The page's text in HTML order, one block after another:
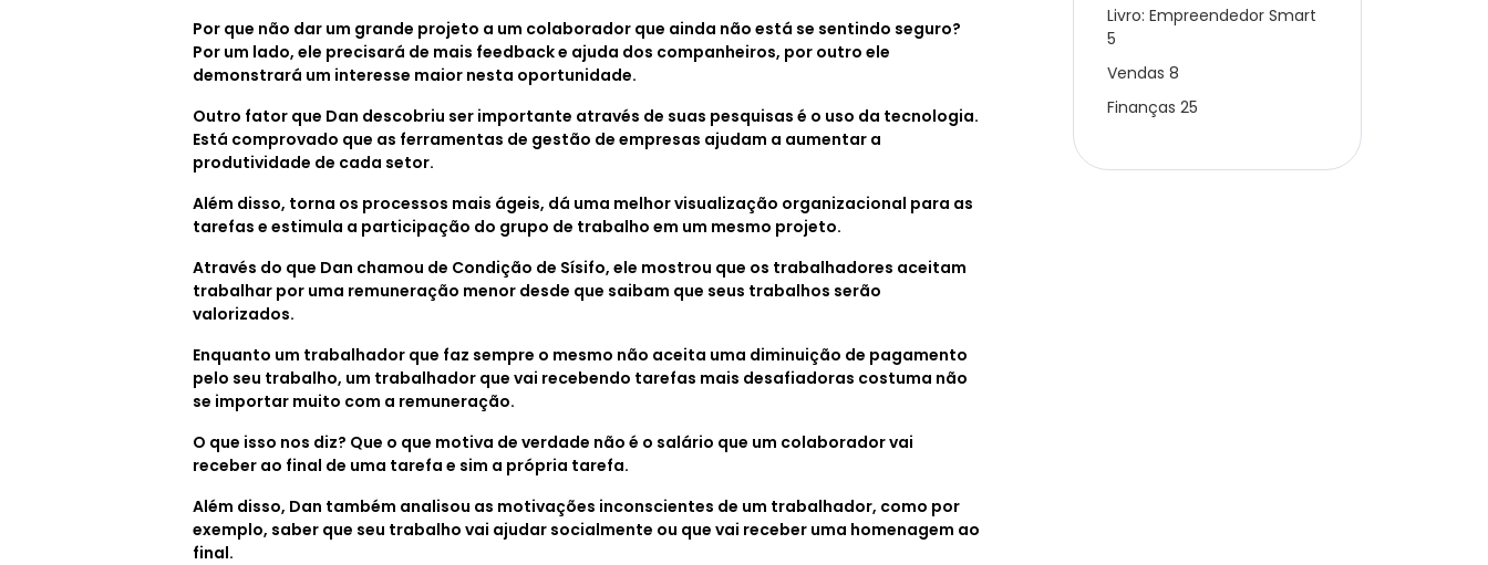
Por que não dar um grande projeto a um colaborador que ainda não está se sentindo seguro?
Por um lado, ele precisará de mais feedback e ajuda dos companheiros, por outro ele
demonstrará um interesse maior nesta oportunidade.
Outro fator que Dan descobriu ser importante através de suas pesquisas é o uso da tecnologia.
Está comprovado que as ferramentas de gestão de empresas ajudam a aumentar a
produtividade de cada setor.
Além disso, torna os processos mais ágeis, dá uma melhor visualização organizacional para as
tarefas e estimula a participação do grupo de trabalho em um mesmo projeto.
Através do que Dan chamou de Condição de Sísifo, ele mostrou que os trabalhadores aceitam
trabalhar por uma remuneração menor desde que saibam que seus trabalhos serão
valorizados.
Enquanto um trabalhador que faz sempre o mesmo não aceita uma diminuição de pagamento
pelo seu trabalho, um trabalhador que vai recebendo tarefas mais desafiadoras costuma não
se importar muito com a remuneração.
O que isso nos diz? Que o que motiva de verdade não é o salário que um colaborador vai
receber ao final de uma tarefa e sim a própria tarefa.
Além disso, Dan também analisou as motivações inconscientes de um trabalhador, como por
exemplo, saber que seu trabalho vai ajudar socialmente ou que vai receber uma homenagem ao
final.
Livro: Empreendedor Smart
5
Vendas 8
Finanças 25